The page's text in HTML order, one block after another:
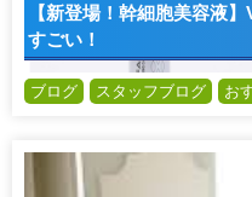
【新登場！幹細胞美容液
すごい！
ブログ スタッフブログ お